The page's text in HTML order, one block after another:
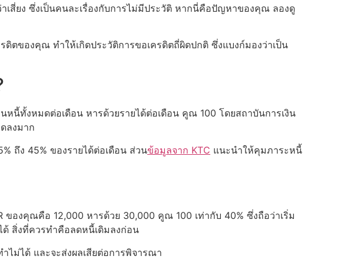
เสี่ยง ซึ่งเป็นคนละเรื่องกับการไม่มีประวัติ หากนี่คือปัญหาของคุณ ลองดู
ตของคุณ ทำให้เกิดประวัติการขอเครดิตถี่ผิดปกติ ซึ่งแบงก์มองว่าเป็น
นี้ทั้งหมดต่อเดือน หารด้วยรายได้ต่อเดือน คูณ 100 โดยสถาบันการเงิน
ลงมาก
ถึง 45% ของรายได้ต่อเดือน ส่วนข้อมูลจาก KTC แนะนำให้คุมภาระหนี้
องคุณคือ 12,000 หารด้วย 30,000 คูณ 100 เท่ากับ 40% ซึ่งถือว่าเริ่ม
สิ่งที่ควรทำคือลดหนี้เดิมลงก่อน
ไม่ได้ และจะส่งผลเสียต่อการพิจารณา